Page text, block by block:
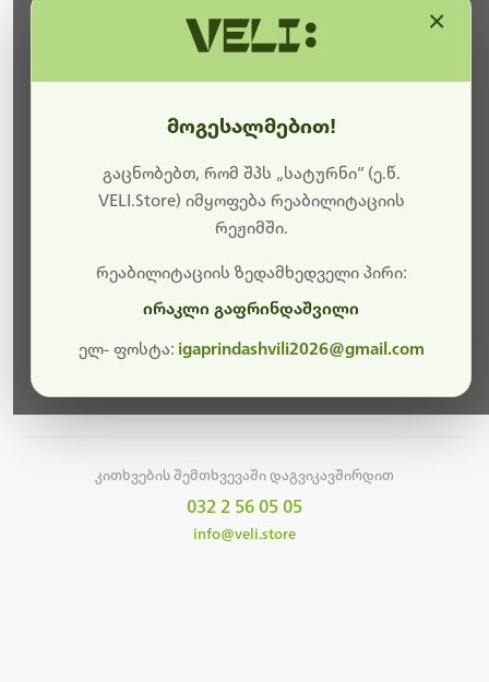
ბოდიშს გიხდით შეფერხებისთვის. ამჟამად
მიმდინარეობს საიტის განახლება და ტექნიკური
სამუშაოები.
მალე ისევ ხელმისაწვდომი იქნება. გმადლობთ
კითხვების შემთხვევაში დაგვიკავშირდით
032 2 56 05 05
info@veli.store
მოგესალმებით!
გაცნობებთ, რომ შპს „სატურნი“ (ე.წ.
VELI.Store) იმყოფება რეაბილიტაციის
რეჟიმში.
რეაბილიტაციის ზედამხედველი პირი:
ირაკლი გაფრინდაშვილი
ელ- ფოსტა: igaprindashvili2026@gmail.com
×